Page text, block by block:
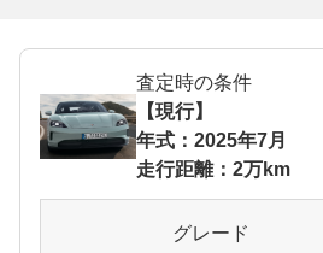
査定時の条件
【現行】
年式：2025年7月
走行距離：2万km
グレード